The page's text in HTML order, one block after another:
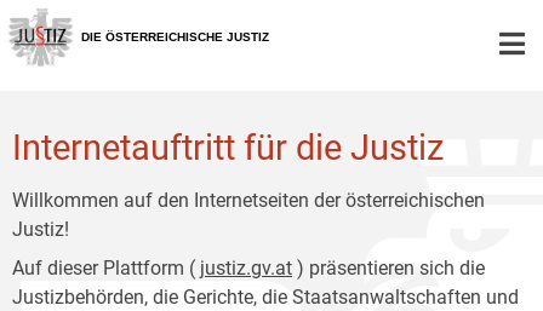
Zur
Hauptnavigation
[1]
Zum
Inhalt
[2]
DIE ÖSTERREICHISCHE JUSTIZ
Internetauftritt für die Justiz
Willkommen auf den Internetseiten der österreichischen
Justiz!
Auf dieser Plattform ( justiz.gv.at ) präsentieren sich die
Justizbehörden, die Gerichte, die Staatsanwaltschaften und